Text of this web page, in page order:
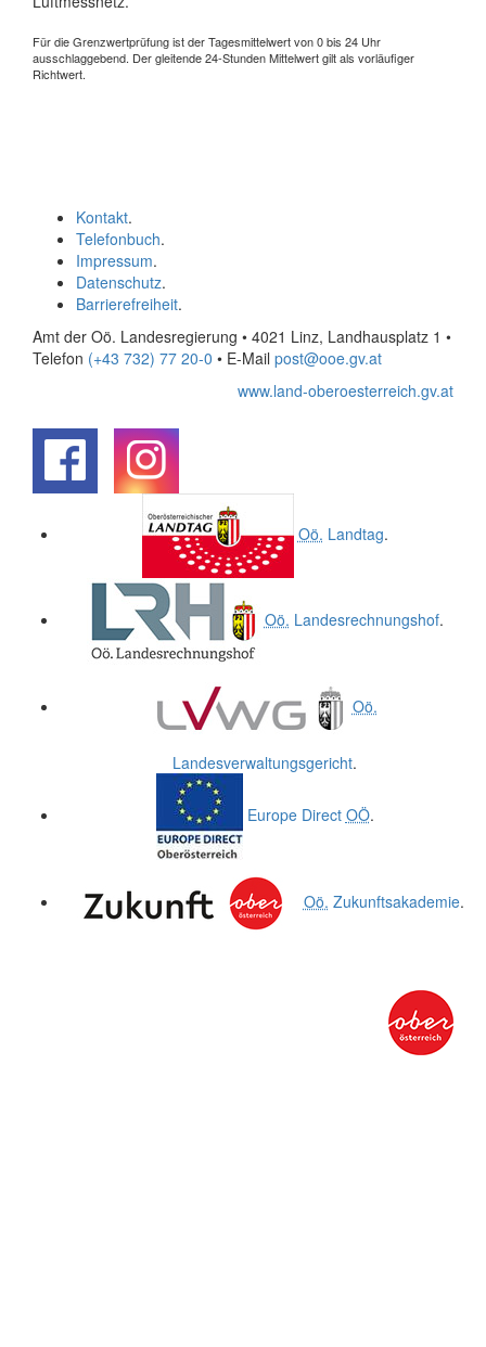
Für die Grenzwertprüfung ist der Tagesmittelwert von 0 bis 24 Uhr
ausschlaggebend. Der gleitende 24-Stunden Mittelwert gilt als vorläufiger
Richtwert.
Kontakt.
Telefonbuch.
Impressum.
Datenschutz.
Barrierefreiheit.
Amt der Oö. Landesregierung • 4021 Linz, Landhausplatz 1 •
Telefon (+43 732) 77 20-0 • E-Mail post@ooe.gv.at
www.land-oberoesterreich.gv.at
Oö. Landtag.
Oö. Landesrechnungshof.
Oö.
Landesverwaltungsgericht.
Europe Direct OÖ.
Oö. Zukunftsakademie.